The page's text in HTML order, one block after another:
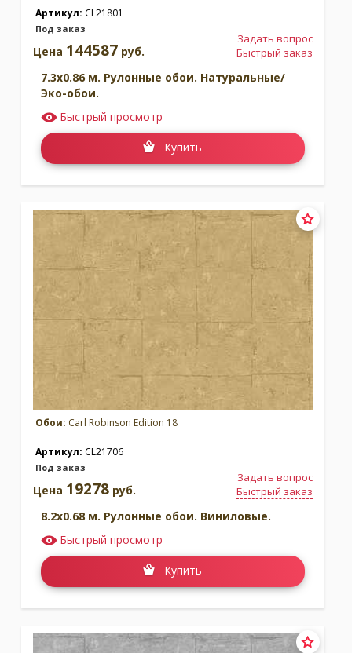
Артикул: CL21801
Под заказ
Задать вопрос
Быстрый заказ
Цена 144587 руб.
7.3x0.86 м. Рулонные обои. Натуральные/
Эко-обои.
Быстрый просмотр
Купить
Обои: Carl Robinson Edition 18
Артикул: CL21706
Под заказ
Задать вопрос
Быстрый заказ
Цена 19278 руб.
8.2x0.68 м. Рулонные обои. Виниловые.
Быстрый просмотр
Купить